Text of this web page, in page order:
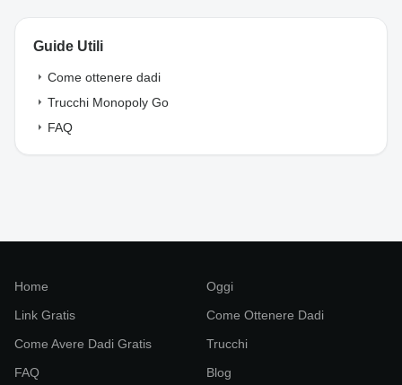
Guide Utili
arrow_right Come ottenere dadi
arrow_right Trucchi Monopoly Go
arrow_right FAQ
Home
Oggi
Link Gratis
Come Ottenere Dadi
Come Avere Dadi Gratis
Trucchi
FAQ
Blog